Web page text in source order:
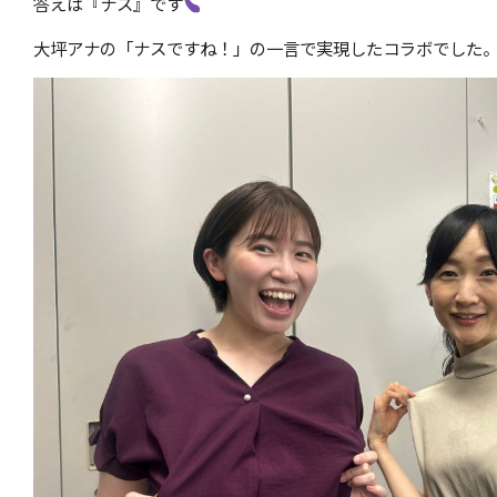
大坪アナの「ナスですね！」の一言で実現したコラボでした